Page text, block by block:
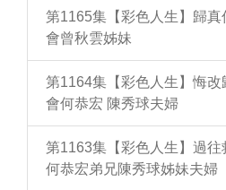
第1165集【彩色人生】歸
會曾秋雲姊妹
第1164集【彩色人生】悔
會何恭宏 陳秀球夫婦
第1163集【彩色人生】過
何恭宏弟兄陳秀球姊妹夫婦